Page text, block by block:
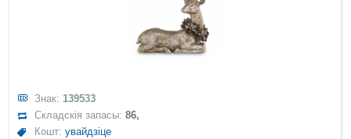
Знак: 139533
Складскія запасы:86,
Кошт:увайдзіце